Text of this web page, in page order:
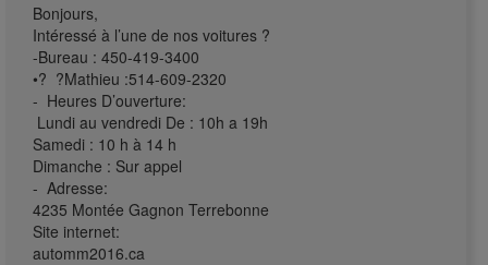
Bonjours,
Intéressé à l’une de nos voitures ?
-Bureau : 450-419-3400
•? ?Mathieu :514-609-2320
- Heures D’ouverture:
Lundi au vendredi De : 10h a 19h
Samedi : 10 h à 14 h
Dimanche : Sur appel
- Adresse:
4235 Montée Gagnon Terrebonne
Site internet:
automm2016.ca